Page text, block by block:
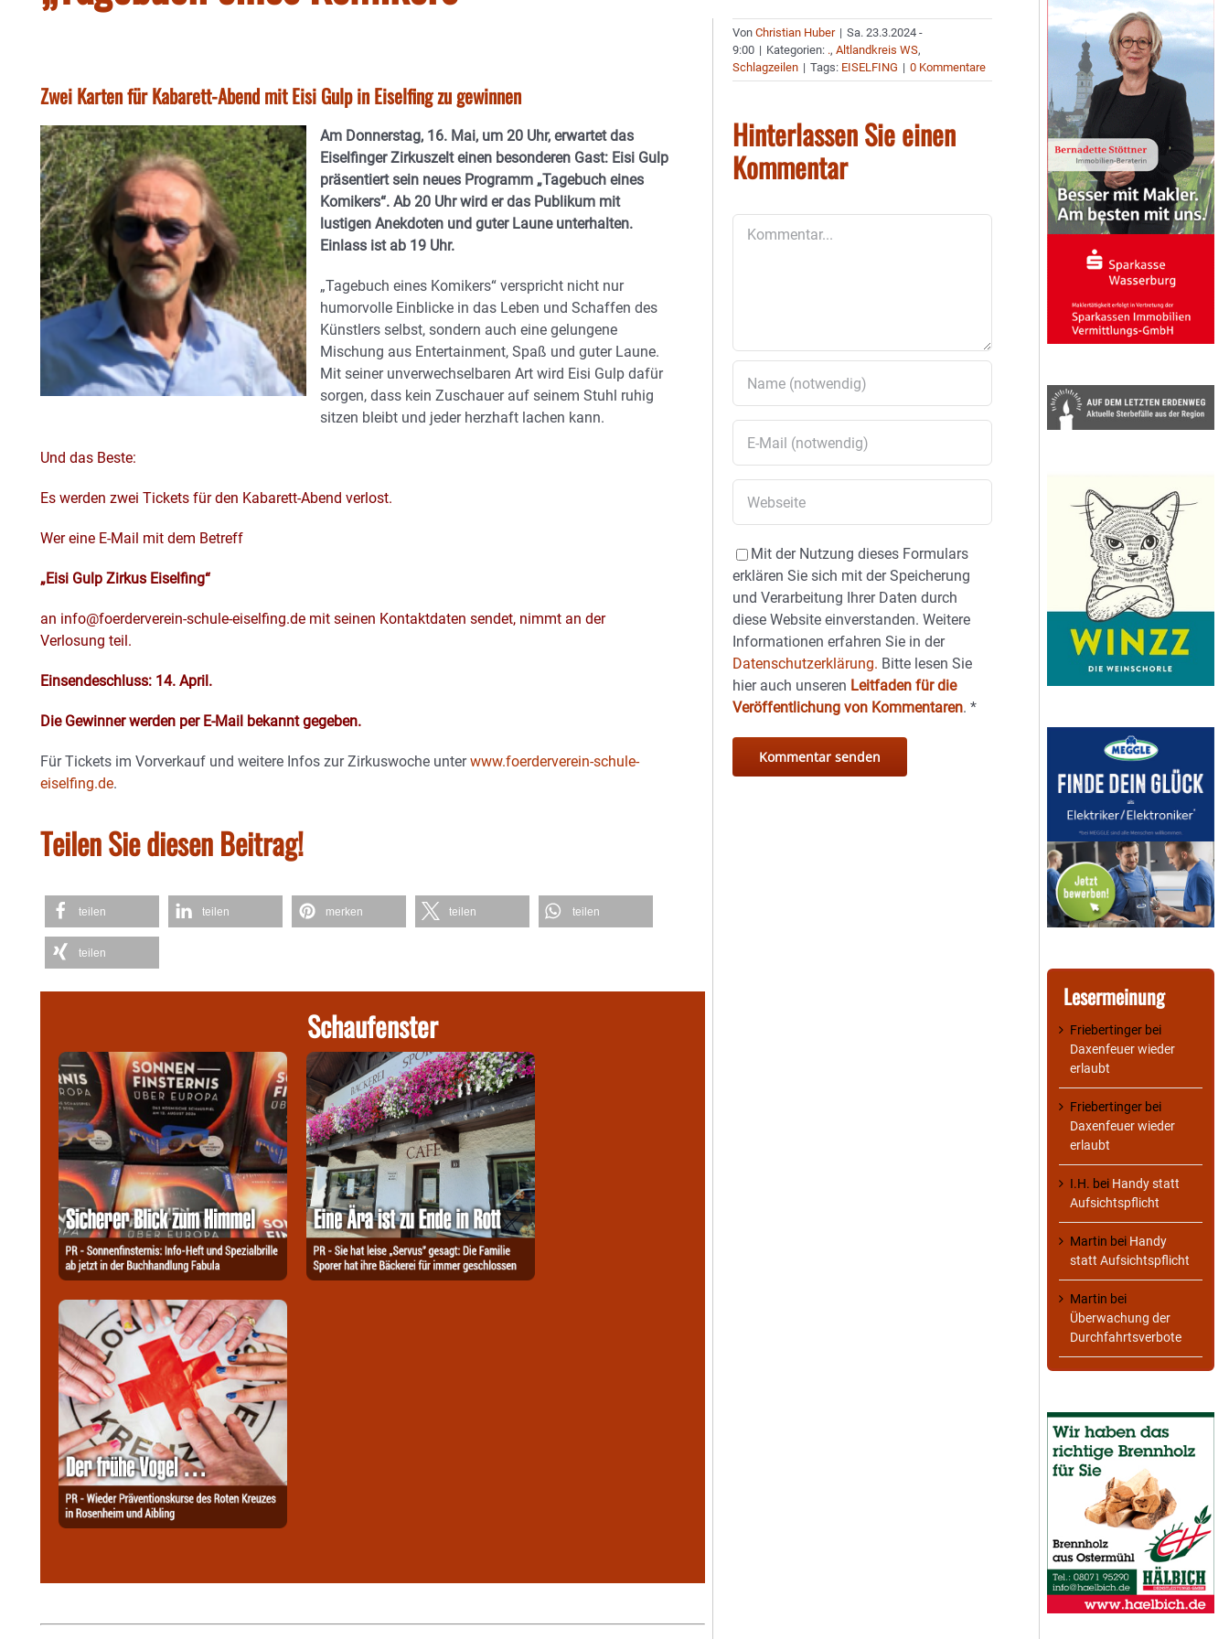
Zwei Karten für Kabarett-Abend mit Eisi Gulp in Eiselfing zu gewinnen
Am Donnerstag, 16. Mai, um 20 Uhr, erwartet das
Eiselfinger Zirkuszelt einen besonderen Gast: Eisi Gulp
präsentiert sein neues Programm „Tagebuch eines
Komikers“. Ab 20 Uhr wird er das Publikum mit
lustigen Anekdoten und guter Laune unterhalten.
Einlass ist ab 19 Uhr.
„Tagebuch eines Komikers“ verspricht nicht nur
humorvolle Einblicke in das Leben und Schaffen des
Künstlers selbst, sondern auch eine gelungene
Mischung aus Entertainment, Spaß und guter Laune.
Mit seiner unverwechselbaren Art wird Eisi Gulp dafür
sorgen, dass kein Zuschauer auf seinem Stuhl ruhig
sitzen bleibt und jeder herzhaft lachen kann.
Und das Beste:
Es werden zwei Tickets für den Kabarett-Abend verlost.
Wer eine E-Mail mit dem Betreff
„Eisi Gulp Zirkus Eiselfing“
an info@foerderverein-schule-eiselfing.de mit seinen Kontaktdaten sendet, nimmt an der
Verlosung teil.
Einsendeschluss: 14. April.
Die Gewinner werden per E-Mail bekannt gegeben.
Für Tickets im Vorverkauf und weitere Infos zur Zirkuswoche unterwww.foerderverein-schule-
eiselfing.de.
Teilen Sie diesen Beitrag!
teilen teilen merken teilen teilen
teilen
Schaufenster
VonChristian Huber | Sa. 23.3.2024 -
9:00 | Kategorien: .,Altlandkreis WS,
Schlagzeilen | Tags: EISELFING | 0 Kommentare
Hinterlassen Sie einen
Kommentar
Mit der Nutzung dieses Formulars
erklären Sie sich mit der Speicherung
und Verarbeitung Ihrer Daten durch
diese Website einverstanden. Weitere
Informationen erfahren Sie in der
Datenschutzerklärung. Bitte lesen Sie
hier auch unseren Leitfaden für die
Veröffentlichung von Kommentaren.*
Lesermeinung
Friebertinger bei
Daxenfeuer wieder
erlaubt
Friebertinger bei
Daxenfeuer wieder
erlaubt
I.H. bei Handy statt
Aufsichtspflicht
Martin bei Handy
statt Aufsichtspflicht
Martin bei
Überwachung der
Durchfahrtsverbote